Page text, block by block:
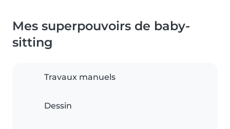
Mes superpouvoirs de baby-
sitting
Travaux manuels
Dessin